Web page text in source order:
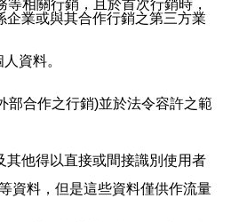
相關行銷，且於首次行銷時，
業或與其合作行銷之第三方業
資料。
部合作之行銷)並於法令容許之範
其他得以直接或間接識別使用者
資料，但是這些資料僅供作流量